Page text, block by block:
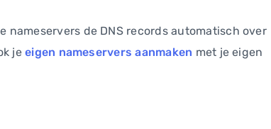
nameservers de DNS records automatisch over
jeeigen nameservers aanmaken met je eigen